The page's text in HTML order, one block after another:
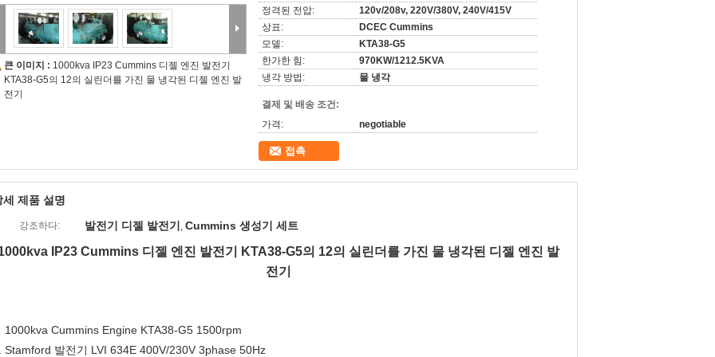
큰 이미지 : 1000kva IP23 Cummins 디젤 엔진 발전기
KTA38-G5의 12의 실린더를 가진 물 냉각된 디젤 엔진 발
전기
정격된 전압:
120v/208v, 220V/380V, 240V/415V
상표:
DCEC Cummins
모델:
KTA38-G5
한가한 힘:
970KW/1212.5KVA
냉각 방법:
물 냉각
결제 및 배송 조건:
가격:
negotiable
접촉
세 제품 설명
강조하다: 발전기 디젤 발전기 , Cummins 생성기 세트
IP23 Cummins 디젤 엔진 발전기 KTA38-G5의 12의 실린더를 가진 물 냉각된 디젤 엔진 발
전기
1000kva Cummins Engine KTA38-G5 1500rpm
Stamford 발전기 LVI 634E 400V/230V 3phase 50Hz